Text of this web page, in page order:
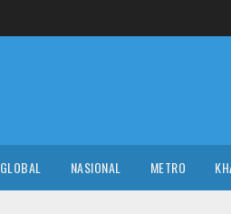
GLOBAL NASIONAL METRO